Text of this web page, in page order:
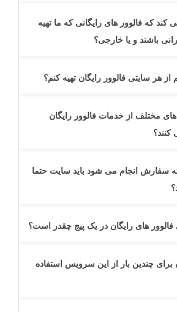
کند که فالوور های رایگانی که ما تهیه
باشند و یا خارجی؟
از هر سایتی فالوور رایگان تهیه کنم؟
مختلف از خدمات فالوور رایگان
کنند؟
سفارش انجام می شود باید سایت حتما
فالوور های رایگان در یک پیج چقدر است؟
برای چندین بار از این سرویس استفاده